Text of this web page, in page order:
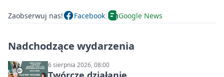
Zaobserwuj nas! Facebook Google News
Nadchodzące wydarzenia
6 sierpnia 2026, 08:00